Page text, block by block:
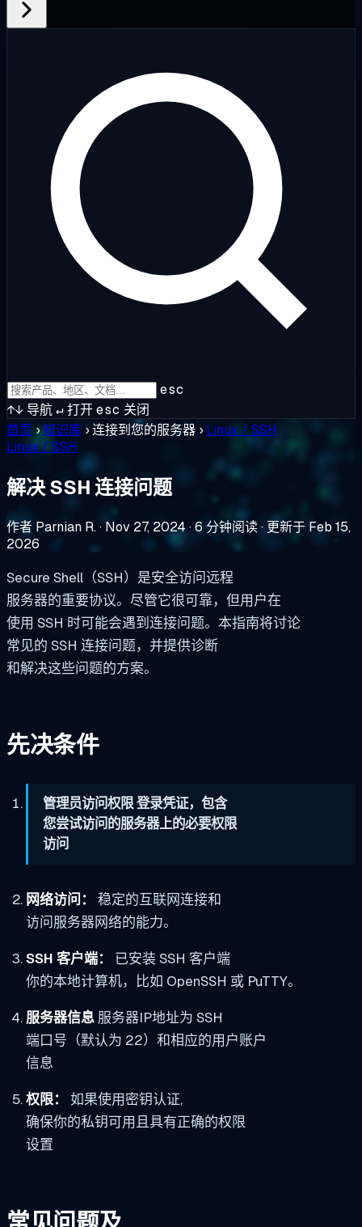
esc
↑↓ 导航↵打开esc 关闭
首页 ›知识库 ›连接到您的服务器 › Linux / SSH
Linux / SSH
解决 SSH 连接问题
作者 Parnian R.· Nov 27, 2024 ·6 分钟阅读· 更新于 Feb 15,
2026
Secure Shell（SSH）是安全访问远程
服务器的重要协议。尽管它很可靠，但用户在
使用 SSH 时可能会遇到连接问题。本指南将讨论
常见的 SSH 连接问题，并提供诊断
和解决这些问题的方案。
先决条件
管理员访问权限 登录凭证，包含
您尝试访问的服务器上的必要权限
访问
网络访问：
稳定的互联网连接和
访问服务器网络的能力。
SSH 客户端：
已安装 SSH 客户端
你的本地计算机，比如 OpenSSH 或 PuTTY。
服务器信息服务器IP地址为 SSH
端口号（默认为 22）和相应的用户账户
信息
权限：
如果使用密钥认证,
确保你的私钥可用且具有正确的权限
设置